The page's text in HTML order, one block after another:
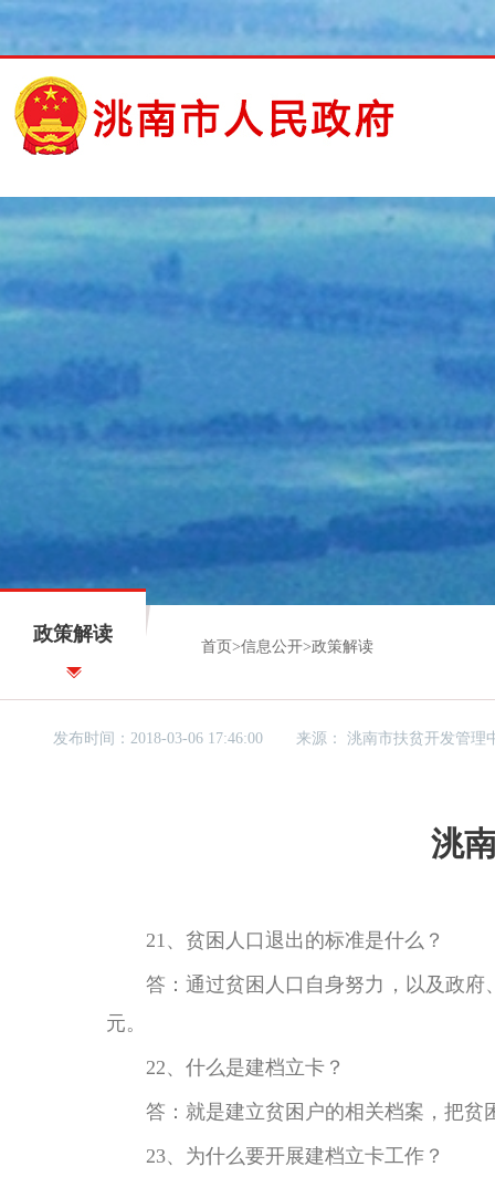
政策解读
首页 >信息公开>政策解读
发布时间：2018-03-06 17:46:00 来源：洮南市扶贫开发管理
洮
21、贫困人口退出的标准是什么？
答：通过贫困人口自身努力，以及政府
元。
22、什么是建档立卡？
答： 就是建立贫困户的相关档案，把贫
23、为什么要开展建档立卡工作？